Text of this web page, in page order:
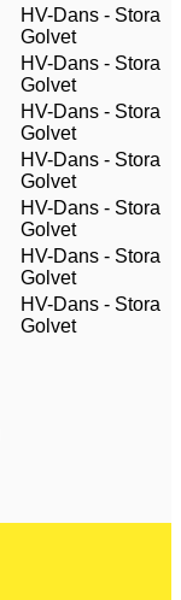
HV-Dans - Stora
Golvet
HV-Dans - Stora
Golvet
HV-Dans - Stora
Golvet
HV-Dans - Stora
Golvet
HV-Dans - Stora
Golvet
HV-Dans - Stora
Golvet
HV-Dans - Stora
Golvet